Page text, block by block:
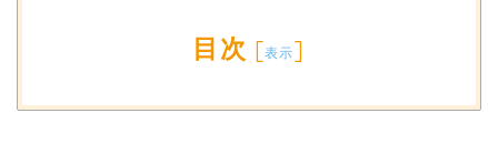
目次 [表示]